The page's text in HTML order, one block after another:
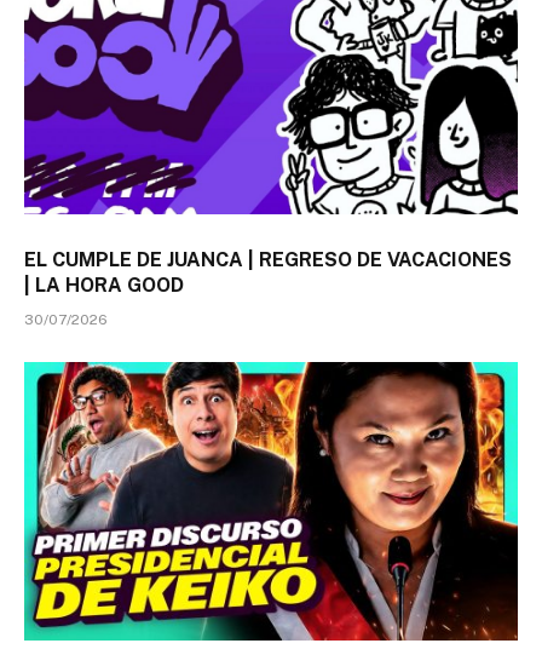
EL CUMPLE DE JUANCA | REGRESO DE VACACIONES
| LA HORA GOOD
30/07/2026